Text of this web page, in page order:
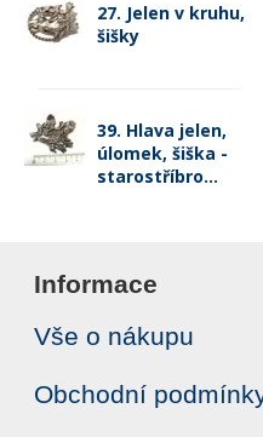
27. Jelen v kruhu,
šišky
39. Hlava jelen,
úlomek, šiška -
starostříbro...
Informace
Vše o nákupu
Obchodní